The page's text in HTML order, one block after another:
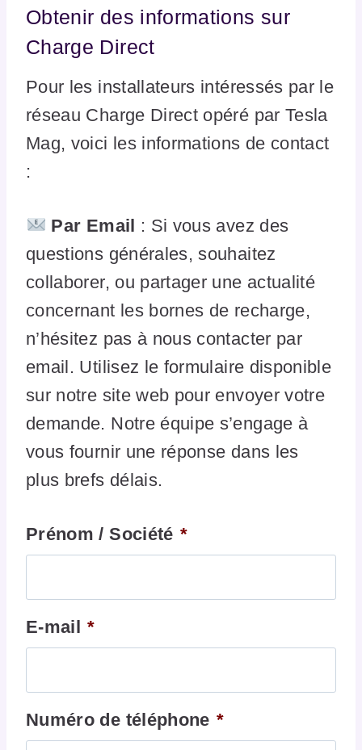
Obtenir des informations sur
Charge Direct
Pour les installateurs intéressés par le
réseau Charge Direct opéré par Tesla
Mag, voici les informations de contact
:
Par Email : Si vous avez des
questions générales, souhaitez
collaborer, ou partager une actualité
concernant les bornes de recharge,
n’hésitez pas à nous contacter par
email. Utilisez le formulaire disponible
sur notre site web pour envoyer votre
demande. Notre équipe s’engage à
vous fournir une réponse dans les
plus brefs délais.
Prénom / Société *
E-mail *
Numéro de téléphone *